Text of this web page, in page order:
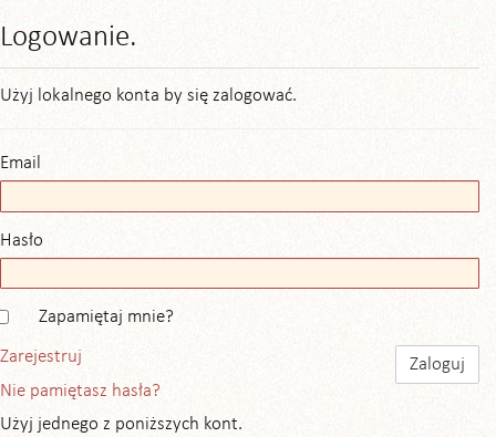
Logowanie.
Użyj lokalnego konta by się zalogować.
Email
Hasło
Zapamiętaj mnie?
Zarejestruj
Nie pamiętasz hasła?
Użyj jednego z poniższych kont.